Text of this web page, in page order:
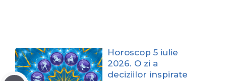
Horoscop 5 iulie
2026. O zi a
deciziilor inspirate